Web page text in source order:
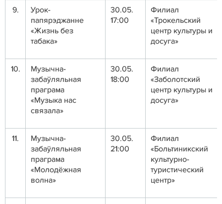
9.
Урок-
папярэджанне
«Жизнь без
табака»
30.05.
17:00
Филиал
«Трокельский
центр культуры и
досуга»
10.
Музычна-
забаўляльная
праграма
«Музыка нас
связала»
30.05.
18:00
Филиал
«Заболотский
центр культуры и
досуга»
11.
Музычна-
забаўляльная
праграма
«Молодёжная
волна»
30.05.
21:00
Филиал
«Больтиникский
культурно-
туристический
центр»